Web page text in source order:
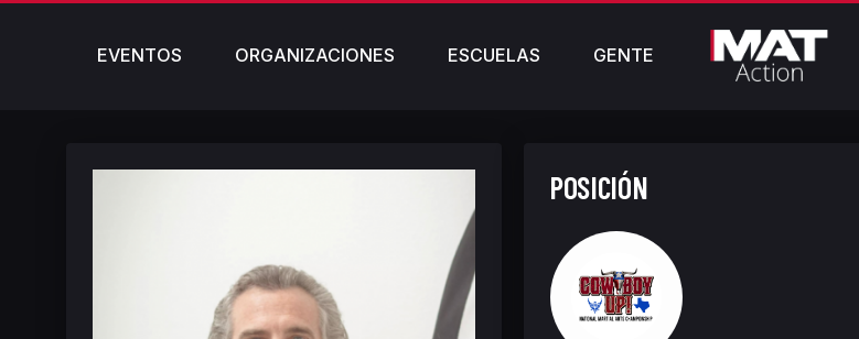
EVENTOS ORGANIZACIONES ESCUELAS GENTE
POSICIÓN